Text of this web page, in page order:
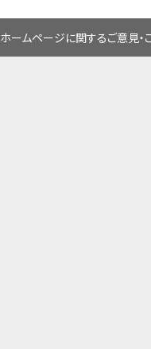
ホームページに関するご意見・